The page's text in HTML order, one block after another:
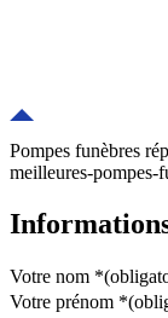
Pompes funèbres
meilleures-pompes-
Votre nom *
Votre prénom *